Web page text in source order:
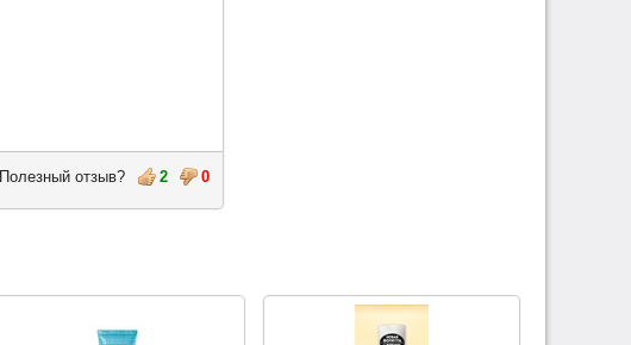
Полезный отзыв? 2 0